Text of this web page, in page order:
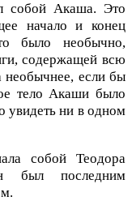
собой Акаша. Это
начало и конец
было необычно,
содержащей всю
если бы
тело Акаши было
увидеть ни в одном
собой Теодора
был последним